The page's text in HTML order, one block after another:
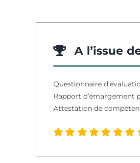
A l’issue
Questionnaire
Rapport d’émargement
Attestation de